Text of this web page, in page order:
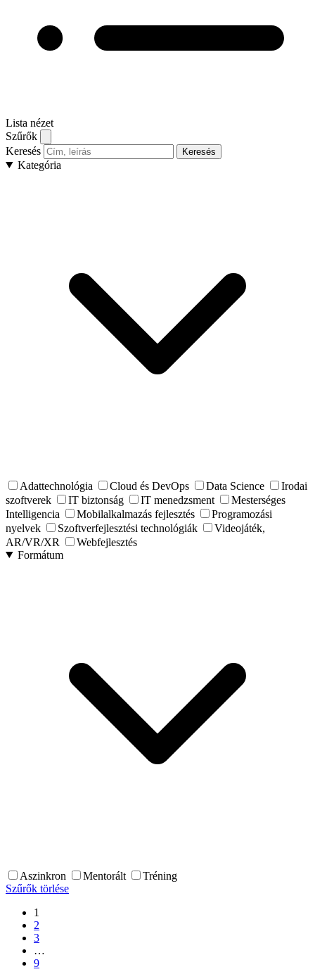
Lista nézet
Szűrők
Keresés
Keresés
Kategória
Adattechnológia Cloud és DevOps Data Science
Irodai
szoftverek
IT biztonság IT menedzsment
Mesterséges
Intelligencia
Mobilalkalmazás fejlesztés
Programozási
nyelvek
Szoftverfejlesztési technológiák
Videojáték,
AR/VR/XR
Webfejlesztés
Formátum
Aszinkron Mentorált
Tréning
Szűrők törlése
1
2
3
…
9